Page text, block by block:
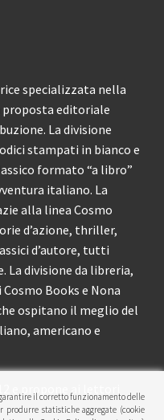
specializzata nella
editoriale
La divisione
stampati in bianco e
formato “a libro”
italiano. La
alla linea Cosmo
d’azione, thriller,
d’autore, tutti
La divisione da libreria,
Books e Nona
ospitano il meglio del
americano e
il corretto funzionamento delle
statistiche aggregate (cookie